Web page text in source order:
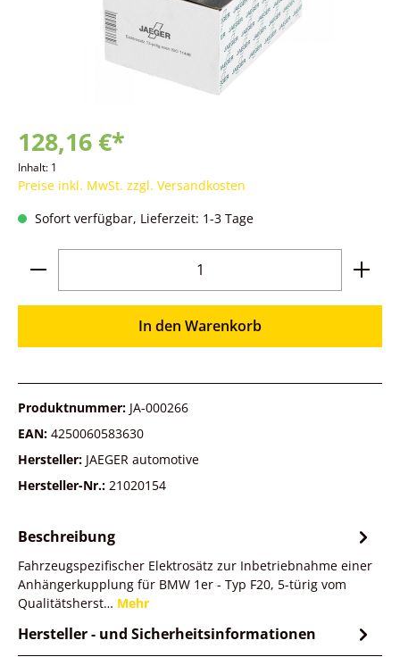
128,16 €*
Inhalt: 1
Preise inkl. MwSt. zzgl. Versandkosten
Sofort verfügbar, Lieferzeit: 1-3 Tage
Produkt Anzahl: Gib den gewünschten
In den Warenkorb
Produktnummer: JA-000266
EAN: 4250060583630
Hersteller: JAEGER automotive
Hersteller-Nr.: 21020154
Beschreibung
Fahrzeugspezifischer Elektrosätz zur Inbetriebnahme einer
Anhängerkupplung für BMW 1er - Typ F20, 5-türig vom
Qualitätsherst… Mehr
Hersteller - und Sicherheitsinformationen